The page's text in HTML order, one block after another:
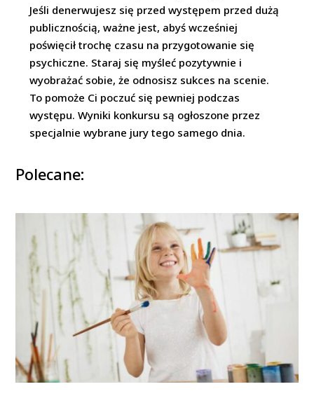
Jeśli denerwujesz się przed występem przed dużą
publicznością, ważne jest, abyś wcześniej
poświęcił trochę czasu na przygotowanie się
psychiczne. Staraj się myśleć pozytywnie i
wyobrażać sobie, że odnosisz sukces na scenie.
To pomoże Ci poczuć się pewniej podczas
występu. Wyniki konkursu są ogłoszone przez
specjalnie wybrane jury tego samego dnia.
Polecane: